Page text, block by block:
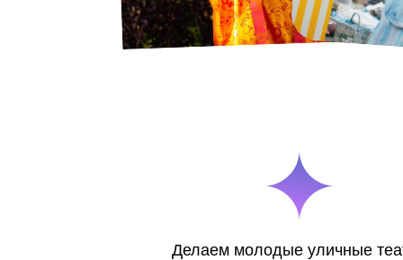
Делаем молодые уличные